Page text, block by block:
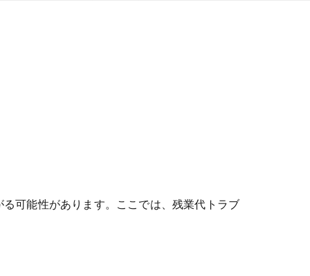
可能性があります。ここでは、残業代トラブ